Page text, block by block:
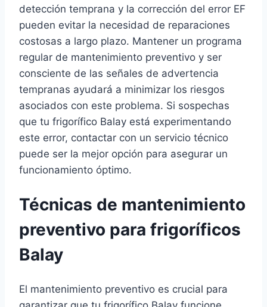
detección temprana y la corrección del error EF
pueden evitar la necesidad de reparaciones
costosas a largo plazo. Mantener un programa
regular de mantenimiento preventivo y ser
consciente de las señales de advertencia
tempranas ayudará a minimizar los riesgos
asociados con este problema. Si sospechas
que tu frigorífico Balay está experimentando
este error, contactar con un servicio técnico
puede ser la mejor opción para asegurar un
funcionamiento óptimo.
Técnicas de mantenimiento
preventivo para frigoríficos
Balay
El mantenimiento preventivo es crucial para